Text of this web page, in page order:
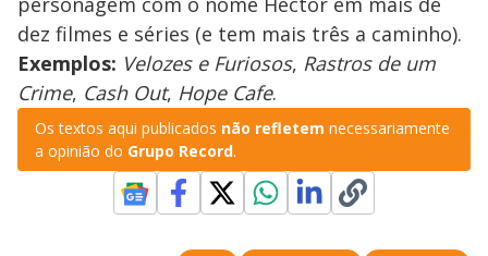
dez filmes e séries (e tem mais três a caminho).
Exemplos: Velozes e Furiosos, Rastros de um
Crime, Cash Out, Hope Cafe.
Os textos aqui publicados não refletem necessariamente
a opinião do Grupo Record.